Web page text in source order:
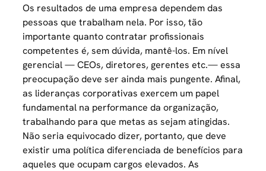
Os resultados de uma empresa dependem das
pessoas que trabalham nela. Por isso, tão
importante quanto contratar profissionais
competentes é, sem dúvida, mantê-los. Em nível
gerencial — CEOs, diretores, gerentes etc.— essa
preocupação deve ser ainda mais pungente. Afinal,
as lideranças corporativas exercem um papel
fundamental na performance da organização,
trabalhando para que metas as sejam atingidas.
Não seria equivocado dizer, portanto, que deve
existir uma política diferenciada de benefícios para
aqueles que ocupam cargos elevados. As